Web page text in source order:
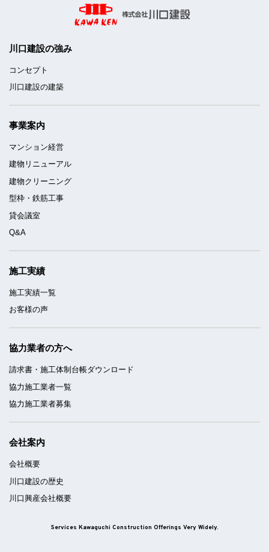
川口建設の強み
コンセプト
川口建設の建築
事業案内
マンション経営
建物リニューアル
建物クリーニング
型枠・鉄筋工事
貸会議室
Q&A
施工実績
施工実績一覧
お客様の声
協力業者の方へ
請求書・施工体制台帳ダウンロード
協力施工業者一覧
協力施工業者募集
会社案内
会社概要
川口建設の歴史
川口興産会社概要
Services Kawaguchi Construction Offerings Very Widely.